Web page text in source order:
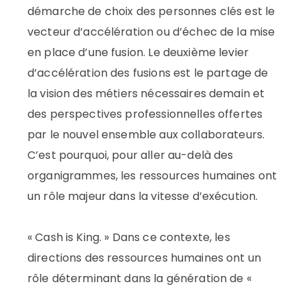
démarche de choix des personnes clés est le
vecteur d’accélération ou d’échec de la mise
en place d’une fusion. Le deuxième levier
d’accélération des fusions est le partage de
la vision des métiers nécessaires demain et
des perspectives professionnelles offertes
par le nouvel ensemble aux collaborateurs.
C’est pourquoi, pour aller au-delà des
organigrammes, les ressources humaines ont
un rôle majeur dans la vitesse d’exécution.
« Cash is King. » Dans ce contexte, les
directions des ressources humaines ont un
rôle déterminant dans la génération de «